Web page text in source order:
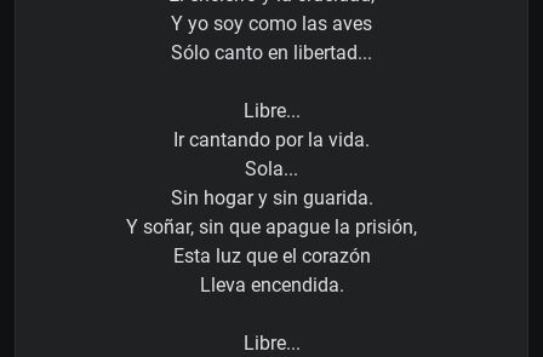
Y yo soy como las aves
Sólo canto en libertad...
Libre...
Ir cantando por la vida.
Sola...
Sin hogar y sin guarida.
Y soñar, sin que apague la prisión,
Esta luz que el corazón
Lleva encendida.
Libre...